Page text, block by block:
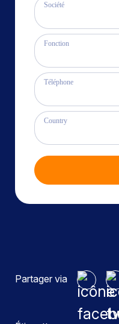
Société
Fonction
Téléphone
Country
Partager via